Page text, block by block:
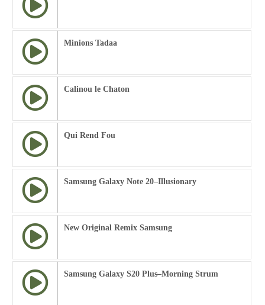
Minions Tadaa
Calinou le Chaton
Qui Rend Fou
Samsung Galaxy Note 20–Illusionary
New Original Remix Samsung
Samsung Galaxy S20 Plus–Morning Strum